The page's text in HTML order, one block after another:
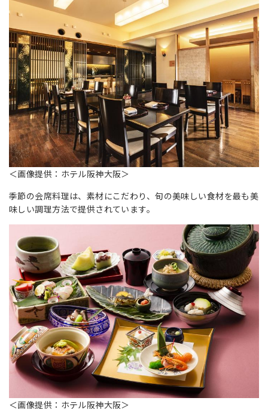
＜画像提供：ホテル阪神大阪＞
季節の会席料理は、素材にこだわり、旬の美味しい食材を最も美
味しい調理方法で提供されています。
＜画像提供：ホテル阪神大阪＞